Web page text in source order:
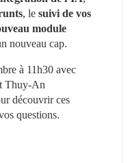
, le suivi de vos
module
nouveau cap.
à 11h30 avec
Thuy-An
découvrir ces
questions.